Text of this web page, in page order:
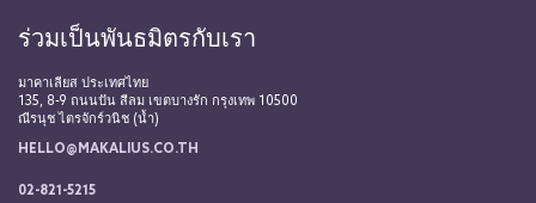
ร่วมเป็นพันธมิตรกับเรา
มาคาเลียส ประเทศไทย
135, 8-9 ถนนปัน สีลม เขตบางรัก กรุงเทพ 10500
ณีรนุช ไตรจักร์วนิช (น้ำ)
HELLO@MAKALIUS.CO.TH
02-821-5215